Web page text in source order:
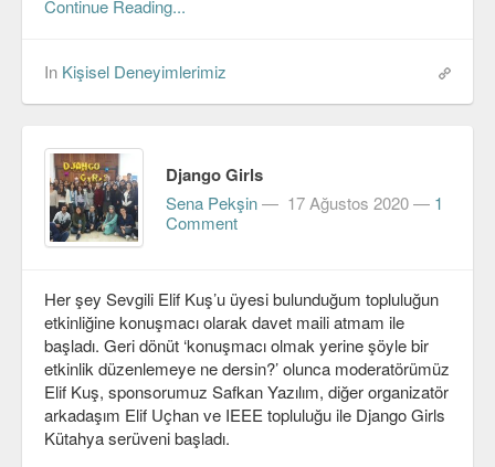
Continue Reading...
In Kişisel Deneyimlerimiz
Django Girls
Sena Pekşin— 17 Ağustos 2020— 1
Comment
Her şey Sevgili Elif Kuş’u üyesi bulunduğum topluluğun
etkinliğine konuşmacı olarak davet maili atmam ile
başladı. Geri dönüt ‘konuşmacı olmak yerine şöyle bir
etkinlik düzenlemeye ne dersin?’ olunca moderatörümüz
Elif Kuş, sponsorumuz Safkan Yazılım, diğer organizatör
arkadaşım Elif Uçhan ve IEEE topluluğu ile Django Girls
Kütahya serüveni başladı.